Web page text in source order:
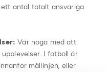
ett antal totalt ansvariga
Var noga med att
I fotboll är
mållinjen, eller